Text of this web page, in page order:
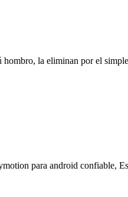
la eliminan por el
para android confiable,